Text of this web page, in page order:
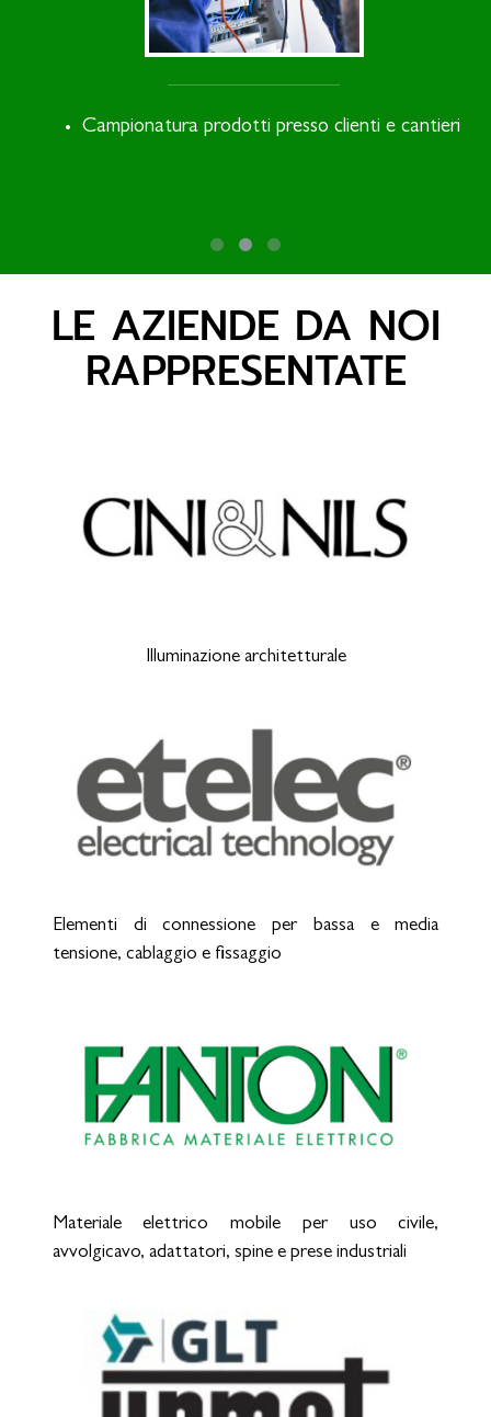
Campionatura prodotti presso clienti e cantieri
LE AZIENDE DA NOI
RAPPRESENTATE
Illuminazione architetturale
Elementi di connessione per bassa e media
tensione, cablaggio e fissaggio
Materiale elettrico mobile per uso civile,
avvolgicavo, adattatori, spine e prese industriali